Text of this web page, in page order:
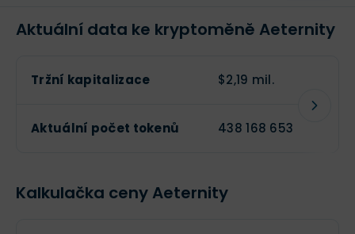
Aktuální data ke kryptoměně Aeternity
Tržní kapitalizace $2,19 mil.
Aktuální počet tokenů 438 168 653
Kalkulačka ceny Aeternity